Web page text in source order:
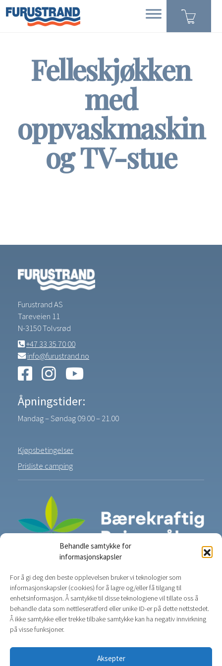
Behandle samtykke for
informasjonskapsler
For å gi deg den beste opplevelsen bruker vi teknologier som
informasjonskapsler (cookies) for å lagre og/eller få tilgang til
enhetsinformasjon. Å samtykke til disse teknologiene vil tillate oss å
behandle data som nettleseratferd eller unike ID-er på dette nettstedet.
Å ikke samtykke eller trekke tilbake samtykke kan ha negativ innvirkning
på visse funksjoner.
Aksepter
Felleskjøkken
med
oppvaskmaskin
og TV-stue
Furustrand AS
Tareveien 11
N-3150 Tolvsrød
+47 33 35 70 00
info@furustrand.no
Åpningstider:
Mandag – Søndag 09.00 – 21.00
Kjøpsbetingelser
Prisliste camping